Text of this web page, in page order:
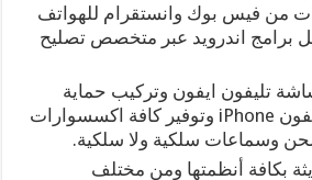
من فيس بوك وانستقرام للهواتف
برامج اندرويد عبر متخصص تصليح
تليفون ايفون وتركيب حماية
شاشة للتليفون الايفون iPhone وتوفير كافة اكسسوارات
وسماعات سلكية ولا سلكية.
بكافة أنظمتها ومن مختلف